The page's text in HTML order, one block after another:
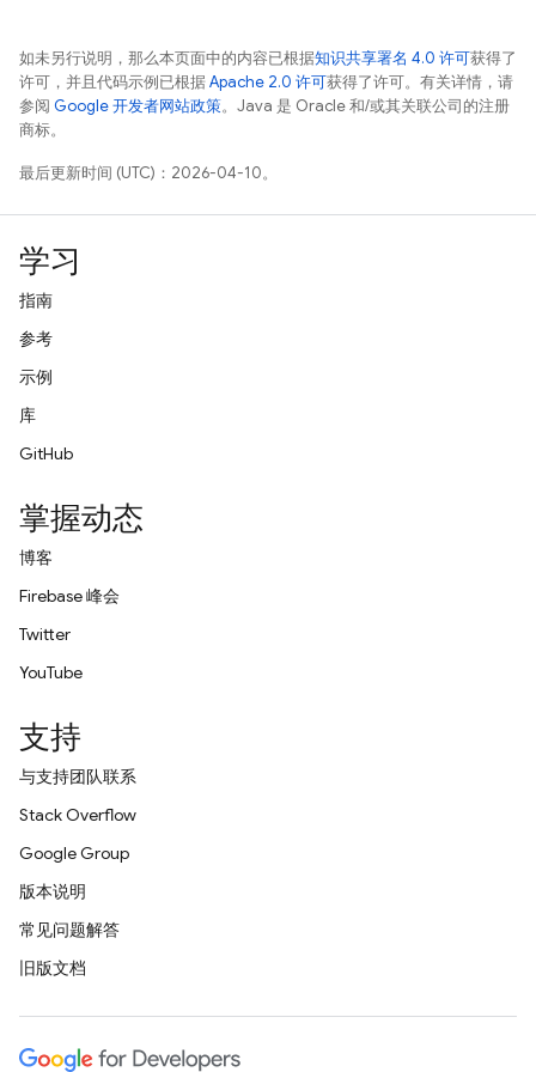
如未另行说明，那么本页面中的内容已根据知识共享署名 4.0 许可获得了
许可，并且代码示例已根据Apache 2.0 许可获得了许可。有关详情，请
参阅 Google 开发者网站政策。Java 是 Oracle 和/或其关联公司的注册
商标。
最后更新时间 (UTC)：2026-04-10。
学习
指南
参考
示例
库
GitHub
掌握动态
博客
Firebase 峰会
Twitter
YouTube
支持
与支持团队联系
Stack Overflow
Google Group
版本说明
常见问题解答
旧版文档